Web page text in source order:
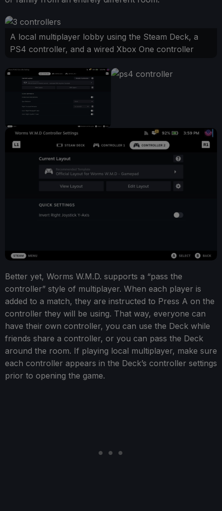
A local multiplayer lobby using the Steam Deck, a
PS4 controller, and a wired Xbox One controller
Better yet, Worms W.M.D. supports a “pass the
controller” style of multiplayer. When each player is
added to a match, they are instructed to Press A on the
controller they will be using. That way, everyone can
have their own controller, you can use the Deck while
friends share a controller, or you can pass the Deck
around the room. If playing local multiplayer, make sure
each controller appears in the Deck’s controller settings
prior to opening the game.